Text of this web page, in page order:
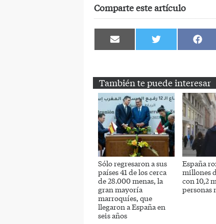
Comparte este artículo
Compartir
en
Compartir
en en
También te puede interesar
Sólo regresaron a sus
países 41 de los cerca
de 28.000 menas, la
gran mayoría
marroquíes, que
llegaron a España en
seis años
España
millones
con 10,2
personas